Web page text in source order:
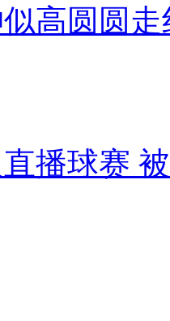
高圆圆走
播球赛